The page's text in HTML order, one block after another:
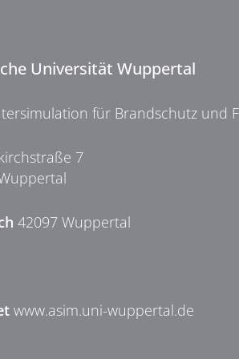
Universität Wuppertal
für Brandschutz und
7
42097 Wuppertal
www.asim.uni-wuppertal.de